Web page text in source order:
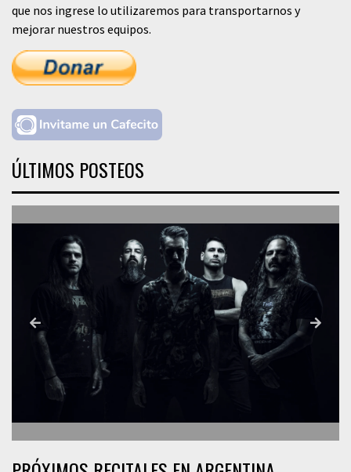
que nos ingrese lo utilizaremos para transportarnos y
mejorar nuestros equipos.
ÚLTIMOS POSTEOS